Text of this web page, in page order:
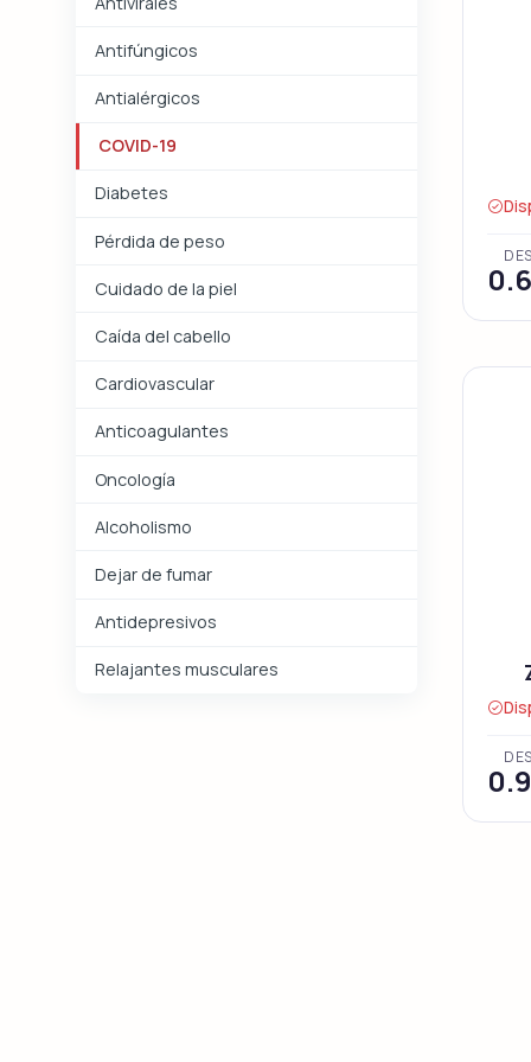
Antifúngicos
Antialérgicos
COVID-19
Diabetes
Pérdida de peso
Cuidado de la piel
Caída del cabello
Cardiovascular
Anticoagulantes
Oncología
Alcoholismo
Dejar de fumar
Antidepresivos
Relajantes musculares